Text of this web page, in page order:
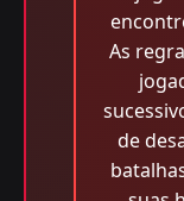
As
de